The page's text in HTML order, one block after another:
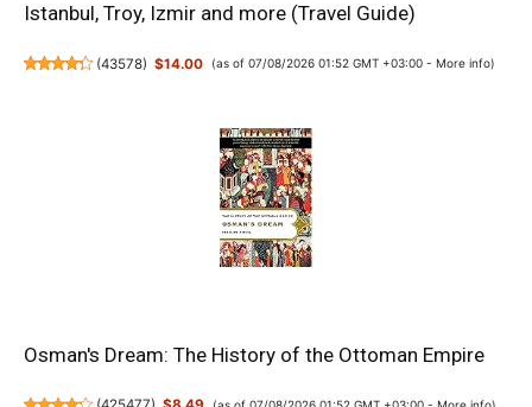
Istanbul, Troy, Izmir and more (Travel Guide)
(43578) $14.00 (as of 07/08/2026 01:52 GMT +03:00 - More info)
Osman's Dream: The History of the Ottoman Empire